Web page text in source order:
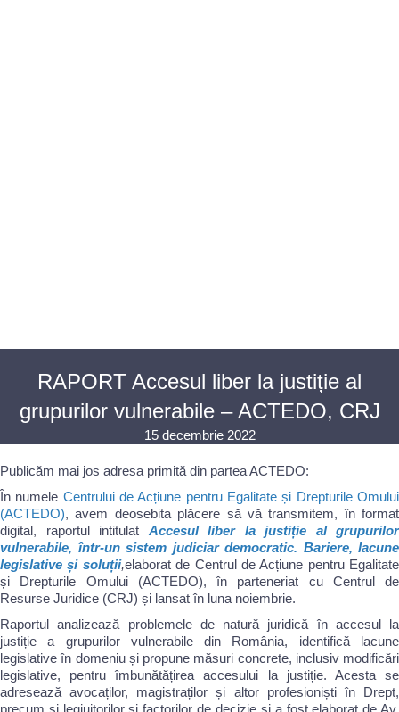
RAPORT Accesul liber la justiție al
grupurilor vulnerabile – ACTEDO, CRJ
15 decembrie 2022
Publicăm mai jos adresa primită din partea ACTEDO:
În numele Centrului de Acțiune pentru Egalitate și Drepturile Omului
(ACTEDO), avem deosebita plăcere să vă transmitem, în format
digital, raportul intitulat Accesul liber la justiție al grupurilor
vulnerabile, într-un sistem judiciar democratic. Bariere, lacune
legislative și soluții,elaborat de Centrul de Acțiune pentru Egalitate
și Drepturile Omului (ACTEDO), în parteneriat cu Centrul de
Resurse Juridice (CRJ) și lansat în luna noiembrie.
Raportul analizează problemele de natură juridică în accesul la
justiție a grupurilor vulnerabile din România, identifică lacune
legislative în domeniu și propune măsuri concrete, inclusiv modificări
legislative, pentru îmbunătățirea accesului la justiție. Acesta se
adresează avocaților, magistraților și altor profesioniști în Drept,